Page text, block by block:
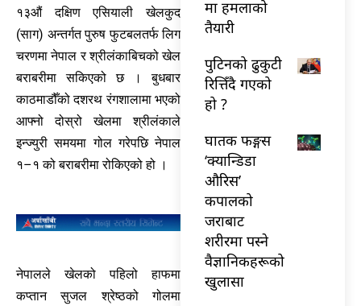
१३औं दक्षिण एसियाली खेलकुद
(साग) अन्तर्गत पुरुष फुटबलतर्फ लिग
चरणमा नेपाल र श्रीलंकाबिचको खेल
बराबरीमा सकिएको छ । बुधबार
काठमाडौँको दशरथ रंगशालामा भएको
आफ्नो दोस्रो खेलमा श्रीलंकाले
इन्ज्युरी समयमा गोल गरेपछि नेपाल
१–१ को बराबरीमा रोकिएको हो ।
नेपालले खेलको पहिलो हाफमा
कप्तान सुजल श्रेष्ठको गोलमा
मा हमलाको
तैयारी
पुटिनको ढुकुटी
रित्तिँदै गएको
हो ?
घातक फङ्गस
‘क्यान्डिडा
औरिस’
कपालको
जराबाट
शरीरमा पस्ने
वैज्ञानिकहरूको
खुलासा